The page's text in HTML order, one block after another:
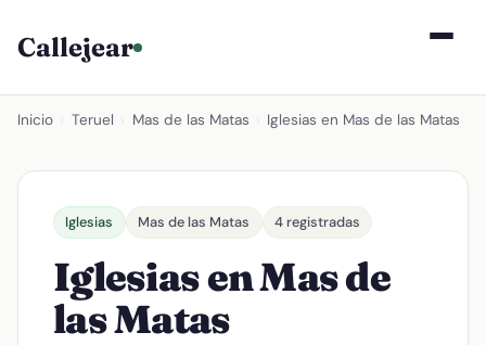
Callejear
Inicio Teruel Mas de las Matas Iglesias en Mas de las Matas
Iglesias Mas de las Matas 4 registradas
Iglesias en Mas de
las Matas